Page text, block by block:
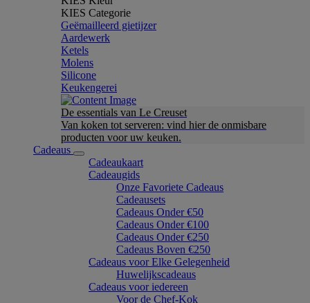
KIES Categorie
Geëmailleerd gietijzer
Aardewerk
Ketels
Molens
Silicone
Keukengerei
De essentials van Le Creuset
Van koken tot serveren: vind hier de onmisbare
producten voor uw keuken.
Cadeaus
Cadeaukaart
Cadeaugids
Onze Favoriete Cadeaus
Cadeausets
Cadeaus Onder €50
Cadeaus Onder €100
Cadeaus Onder €250
Cadeaus Boven €250
Cadeaus voor Elke Gelegenheid
Huwelijkscadeaus
Cadeaus voor iedereen
Voor de Chef-Kok